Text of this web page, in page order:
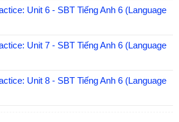
Unit 6 - SBT Tiếng Anh 6 (Language
Unit 7 - SBT Tiếng Anh 6 (Language
Unit 8 - SBT Tiếng Anh 6 (Language